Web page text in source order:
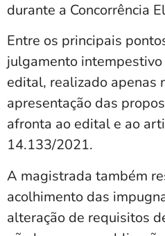
durante a Concorrência
Entre os principais
julgamento
edital, realizado apenas
apresentação das
afronta ao edital e ao
14.133/2021.
A magistrada também
acolhimento das
alteração de requisitos